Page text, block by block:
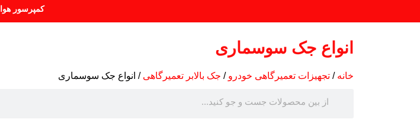
کمپرسور هوا
انواع جک سوسماری
خانه تجهیزات تعمیرگاهی خودرو جک بالابر تعمیرگاهی انواع جک سوسماری